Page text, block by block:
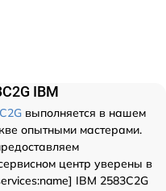
IBM
выполняется в нашем
опытными мастерами.
центр уверены в
IBM 2583C2G